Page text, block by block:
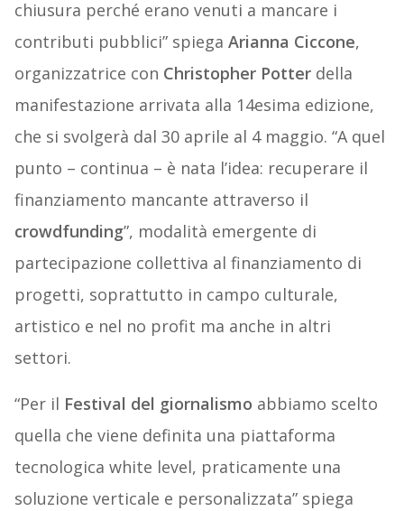
chiusura perché erano venuti a mancare i
contributi pubblici” spiega Arianna Ciccone,
organizzatrice con Christopher Potterdella
manifestazione arrivata alla 14esima edizione,
che si svolgerà dal 30 aprile al 4 maggio. “A quel
punto – continua – è nata l’idea: recuperare il
finanziamento mancante attraverso il
crowdfunding”, modalità emergente di
partecipazione collettiva al finanziamento di
progetti, soprattutto in campo culturale,
artistico e nel no profit ma anche in altri
settori.
“Per il Festival del giornalismo abbiamo scelto
quella che viene definita una piattaforma
tecnologica white level, praticamente una
soluzione verticale e personalizzata” spiega